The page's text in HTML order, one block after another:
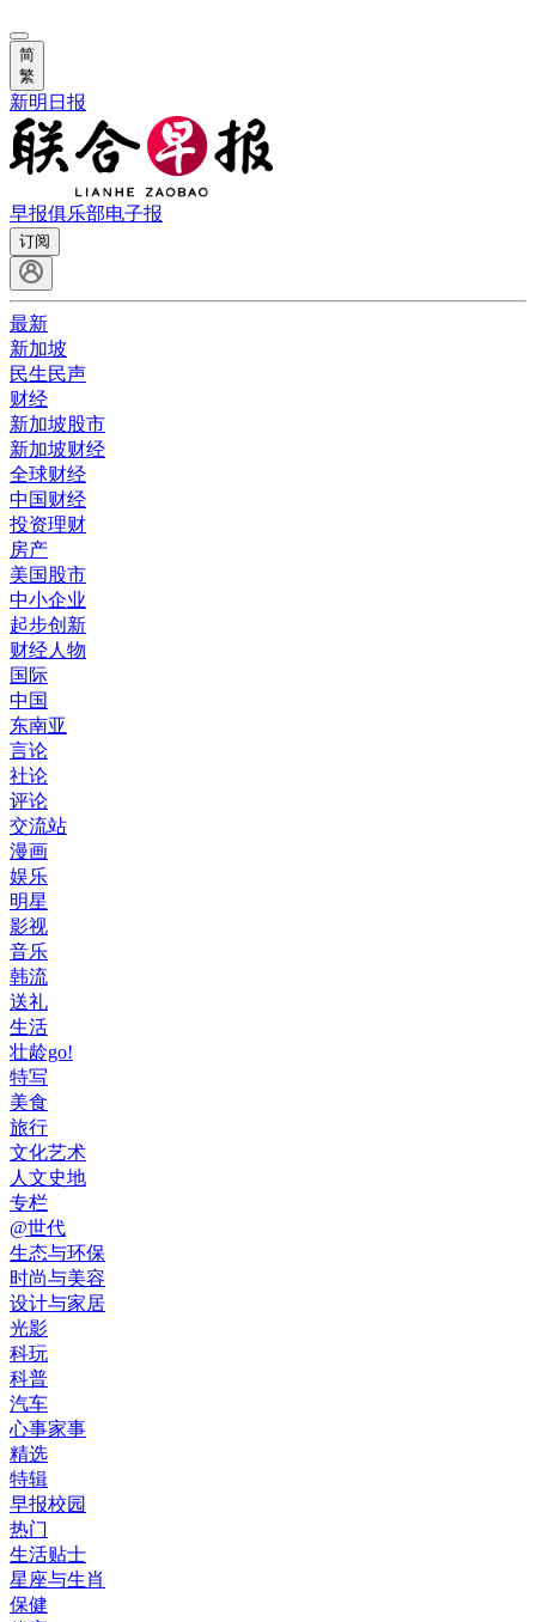
简
繁
新明日报
早报俱乐部电子报
订阅
最新
新加坡
民生民声
财经
新加坡股市
新加坡财经
全球财经
中国财经
投资理财
房产
美国股市
中小企业
起步创新
财经人物
国际
中国
东南亚
言论
社论
评论
交流站
漫画
娱乐
明星
影视
音乐
韩流
送礼
生活
壮龄go!
特写
美食
旅行
文化艺术
人文史地
专栏
@世代
生态与环保
时尚与美容
设计与家居
光影
科玩
科普
汽车
心事家事
精选
特辑
早报校园
热门
生活贴士
星座与生肖
保健